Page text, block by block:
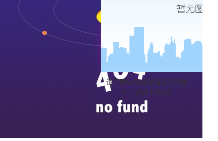
请不要出租或出借自己的账
户、银行卡和u盾